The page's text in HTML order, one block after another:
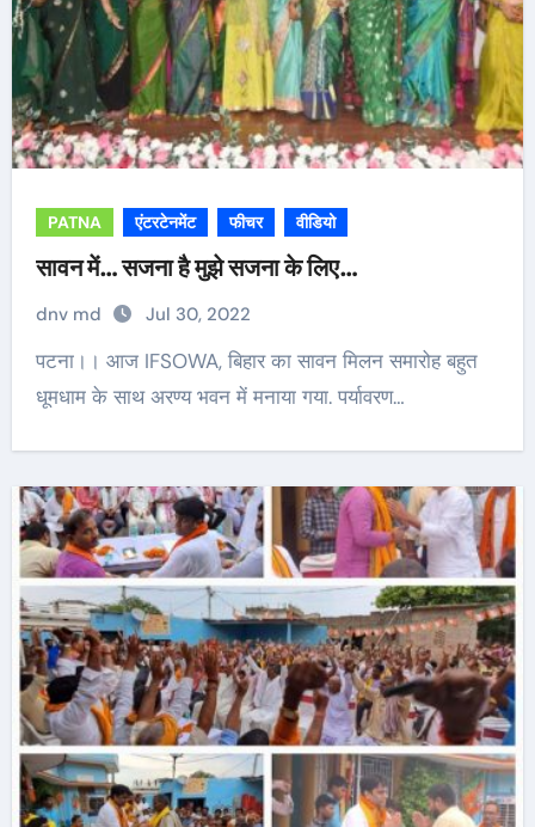
PATNA एंटरटेनमेंट फीचर वीडियो
सावन में… सजना है मुझे सजना के लिए…
dnv md Jul 30, 2022
पटना।। आज IFSOWA, बिहार का सावन मिलन समारोह बहुत
धूमधाम के साथ अरण्य भवन में मनाया गया. पर्यावरण…